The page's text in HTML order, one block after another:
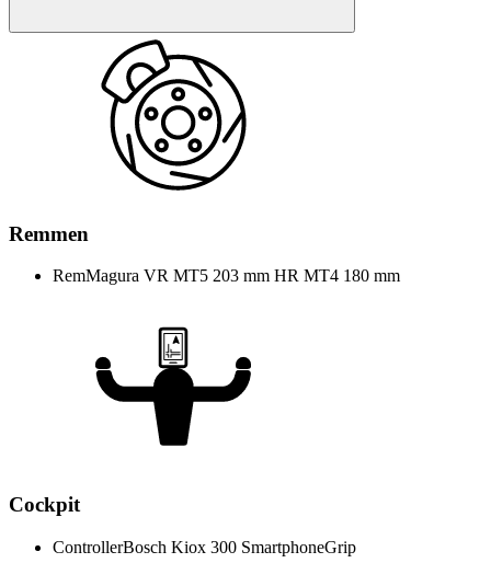
Remmen
RemMagura VR MT5 203 mm HR MT4 180 mm
Cockpit
ControllerBosch Kiox 300 SmartphoneGrip